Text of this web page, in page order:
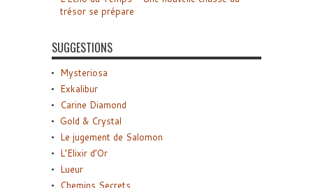
trésor se prépare
SUGGESTIONS
Mysteriosa
Exkalibur
Carine Diamond
Gold & Crystal
Le jugement de Salomon
L’Elixir d’Or
Lueur
Chemins Secrets